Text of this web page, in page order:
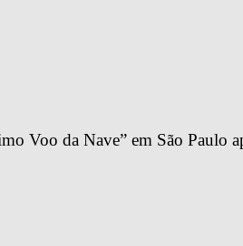
Voo da Nave” em São Paulo